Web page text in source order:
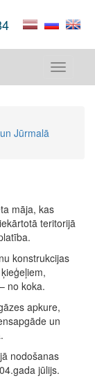
Toggle
Jūrmalā
māja, kas
teritorijā
konstrukcijas
no koka.
apkure,
un
nodošanas
jūlijs.